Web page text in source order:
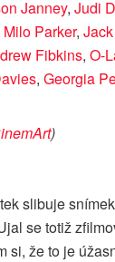
Janney, Judi
Milo Parker,
Fibkins, O-
, Georgia
)
slibuje
se totiž
si, že to je